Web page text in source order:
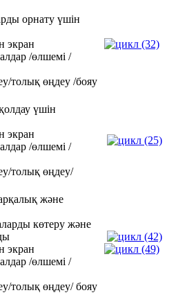
орнату үшін
экран
/өлшемі /
толық өңдеу /бояу
үшін
экран
/өлшемі /
толық өңдеу/
және
көтеру және
экран
/өлшемі /
толық өңдеу/ бояу